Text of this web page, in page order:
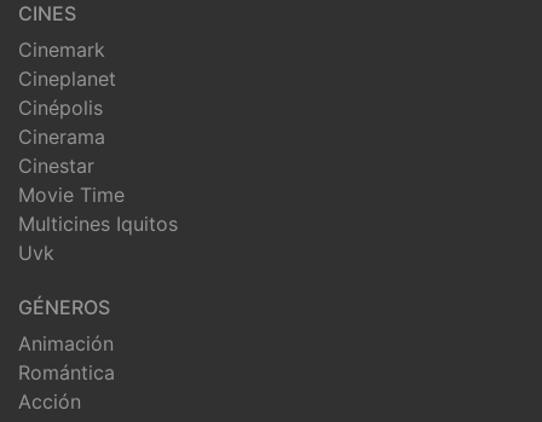
CINES
Cinemark
Cineplanet
Cinépolis
Cinerama
Cinestar
Movie Time
Multicines Iquitos
Uvk
GÉNEROS
Animación
Romántica
Acción